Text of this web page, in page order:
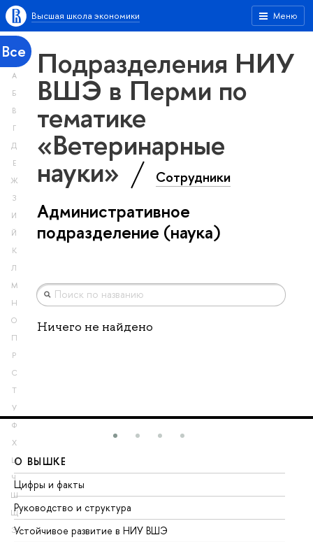
Меню
Высшая школа экономики
Все
А
Б
В
Г
Д
Е
Ж
З
И
Й
К
Л
М
Н
О
П
Р
С
Т
У
Ф
Х
Ц
Ч
Ш
Щ
Э
Подразделения НИУ
ВШЭ в Перми по
тематике
«Ветеринарные
науки» Сотрудники
Административное
подразделение (наука)
Ничего не найдено
О ВЫШКЕ
Цифры и факты
Руководство и структура
Устойчивое развитие в НИУ ВШЭ